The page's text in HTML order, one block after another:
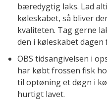
bæredygtig laks. Lad
køleskabet, så bliver
kvaliteten. Tag gerne
den i køleskabet
OBS tidsangivelsen i
har købt frossen fisk
til optøning et døgn i
hurtigt lavet.